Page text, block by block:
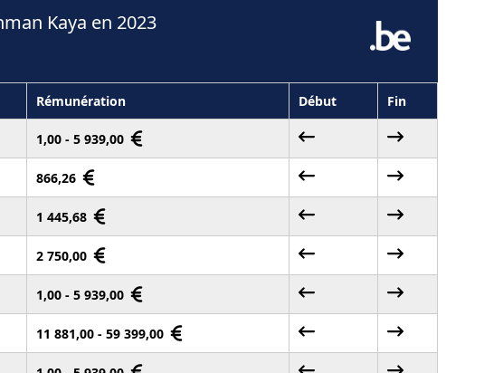
Kaya en 2023
Rémunération Début Fin
1,00 - 5 939,00
866,26
1 445,68
2 750,00
1,00 - 5 939,00
11 881,00 - 59 399,00